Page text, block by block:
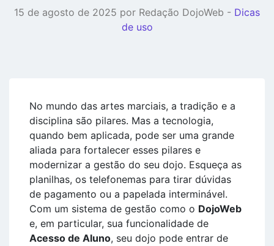
15 de agosto de 2025 por Redação DojoWeb - Dicas
de uso
No mundo das artes marciais, a tradição e a
disciplina são pilares. Mas a tecnologia,
quando bem aplicada, pode ser uma grande
aliada para fortalecer esses pilares e
modernizar a gestão do seu dojo. Esqueça as
planilhas, os telefonemas para tirar dúvidas
de pagamento ou a papelada interminável.
Com um sistema de gestão como o DojoWeb
e, em particular, sua funcionalidade de
Acesso de Aluno, seu dojo pode entrar de